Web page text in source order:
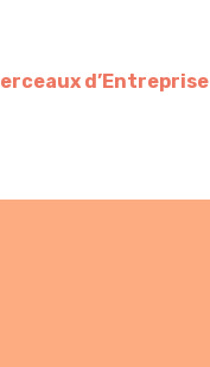
d’Entreprise